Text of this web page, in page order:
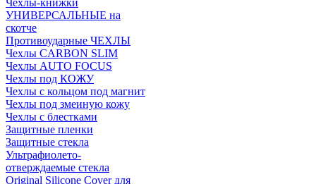
Чехлы-книжки
УНИВЕРСАЛЬНЫЕ на
скотче
Противоударные ЧЕХЛЫ
Чехлы CARBON SLIM
Чехлы AUTO FOCUS
Чехлы под КОЖУ
Чехлы с кольцом под магнит
Чехлы под змеиную кожу
Чехлы с блестками
Защитные пленки
Защитные стекла
Ультрафиолето-
отверждаемые стекла
Original Silicone Cover для